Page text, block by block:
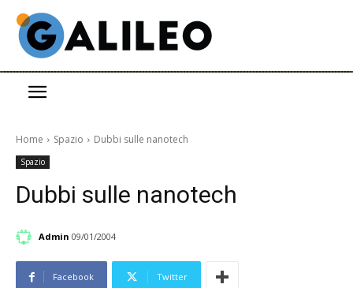
Home Spazio Dubbi sulle nanotech
Spazio
Dubbi sulle nanotech
Admin 09/01/2004
Facebook Twitter